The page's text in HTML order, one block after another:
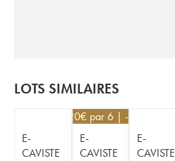
LOTS SIMILAIRES
E-
CAVISTE
25,20€ par 6 | -10%
E-
CAVISTE
E-
CAVISTE